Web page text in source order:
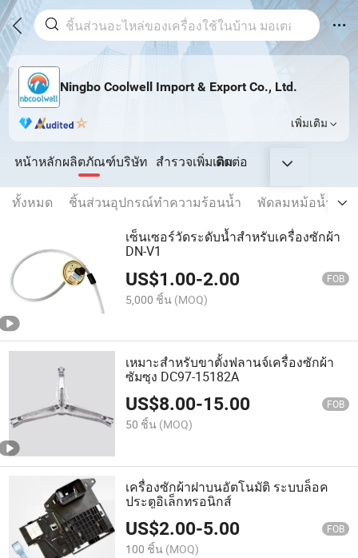
Ningbo Coolwell Import & Export Co., Ltd.
เพิ่มเติม
หน้าหลักผลิตภัณฑ์บริษัท สำรวจเพิ่มเติมติดต่อ
ทั้งหมด ชิ้นส่วนอุปกรณ์ทำความร้อนน้ำ พัดลมหม้อน้ำ
เซ็นเซอร์วัดระดับน้ำสำหรับเครื่องซักผ้า
DN-V1
US$1.00-2.00 FOB
5,000 ชิ้น (MOQ)
เหมาะสำหรับขาตั้งฟลานจ์เครื่องซักผ้า
ซัมซุง DC97-15182A
US$8.00-15.00 FOB
50 ชิ้น (MOQ)
เครื่องซักผ้าฝาบนอัตโนมัติ ระบบล็อค
ประตูอิเล็กทรอนิกส์
US$2.00-5.00 FOB
100 ชิ้น (MOQ)